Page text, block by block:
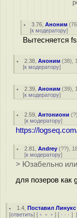
3.76 ,Аноним (76
[к модератору]
Вытесняется
2.38 ,Аноним (38),
[к модератору]
2.39 ,Аноним (39),
[к модератору]
2.59 ,Антониони (?
[к модератору]
https://
2.81 ,Andrey (??),
[к модератору]
> Юзабельно
для позеров как
1.4 ,Поставил
[ответить] [ ﹢﹢﹢ ] [ · · · ] [